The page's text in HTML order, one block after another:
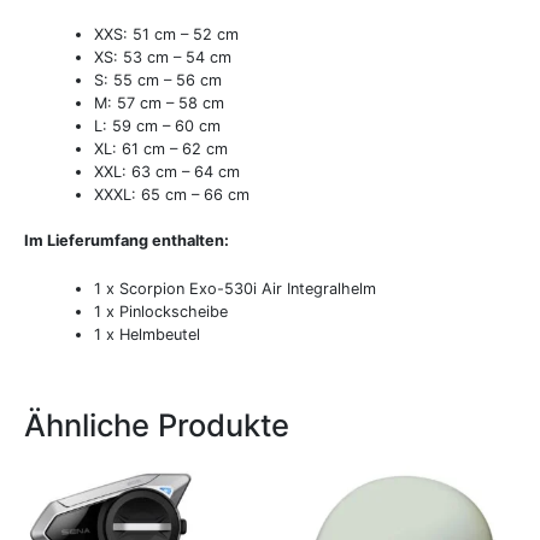
XXS: 51 cm – 52 cm
XS: 53 cm – 54 cm
S: 55 cm – 56 cm
M: 57 cm – 58 cm
L: 59 cm – 60 cm
XL: 61 cm – 62 cm
XXL: 63 cm – 64 cm
XXXL: 65 cm – 66 cm
Im Lieferumfang enthalten:
1 x Scorpion Exo-530i Air Integralhelm
1 x Pinlockscheibe
1 x Helmbeutel
Ähnliche Produkte
weist